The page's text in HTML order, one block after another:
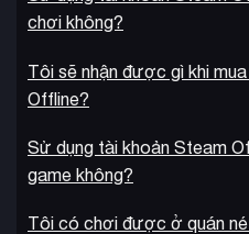
chơi không?
Tôi sẽ nhận được gì khi
Offline?
Sử dụng tài khoản Steam
game không?
Tôi có chơi được ở quán